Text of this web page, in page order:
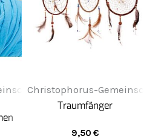
Christophorus-
Traumfänger
9,50 €